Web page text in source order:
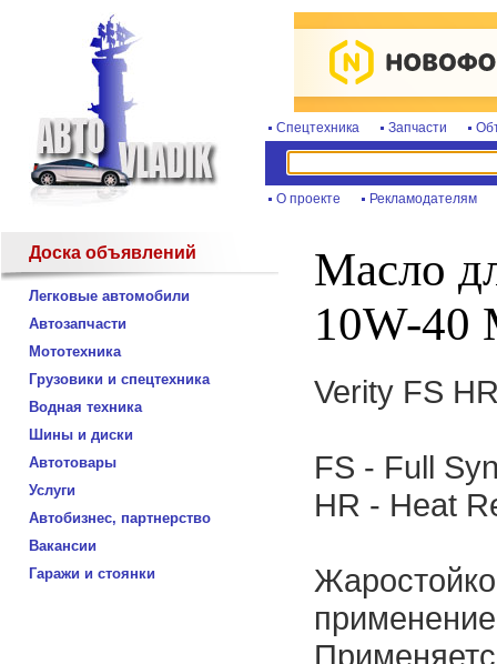
Спецтехника Запчасти
О проекте Рекламодателям
Доска объявлений
Легковые автомобили
Автозапчасти
Мототехника
Грузовики и спецтехника
Водная техника
Шины и диски
Автотовары
Услуги
Автобизнес, партнерство
Вакансии
Гаражи и стоянки
Масло
10W-40
Verity FS
FS - Full
HR - Heat